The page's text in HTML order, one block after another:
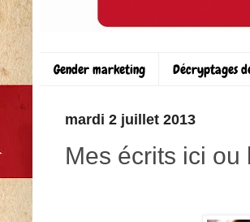
Gender marketing Décryptages
mardi 2 juillet 2013
Mes écrits ici ou